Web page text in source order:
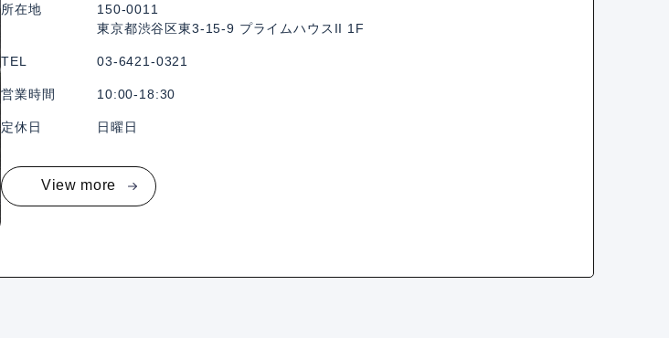
所在地
150-0011
東京都渋谷区東3-15-9 プライムハウスII 1F
TEL 03-6421-0321
営業時間 10:00-18:30
定休日 日曜日
View more